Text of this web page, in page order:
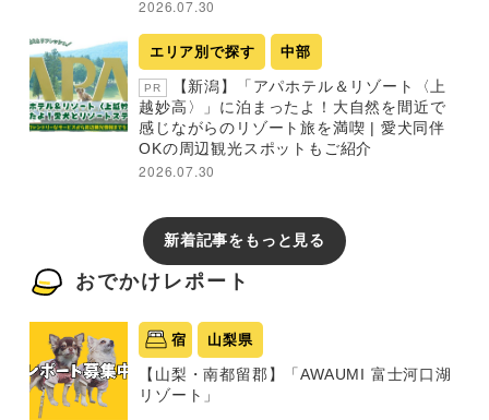
2026.07.30
エリア別で探す 中部
PR
【新潟】「アパホテル＆リゾート〈上
越妙高〉」に泊まったよ！大自然を間近で
感じながらのリゾート旅を満喫 | 愛犬同伴
OKの周辺観光スポットもご紹介
2026.07.30
新着記事をもっと見る
おでかけレポート
宿 山梨県
【山梨・南都留郡】「AWAUMI 富士河口湖
リゾート」